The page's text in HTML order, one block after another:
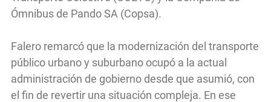
Ómnibus de Pando SA (Copsa).
Falero remarcó que la modernización del transporte
público urbano y suburbano ocupó a la actual
administración de gobierno desde que asumió, con
el fin de revertir una situación compleja. En ese